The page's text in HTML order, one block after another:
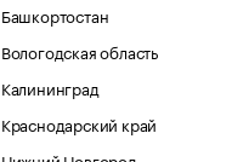
Башкортостан
Вологодская область
Калининград
Краснодарский край